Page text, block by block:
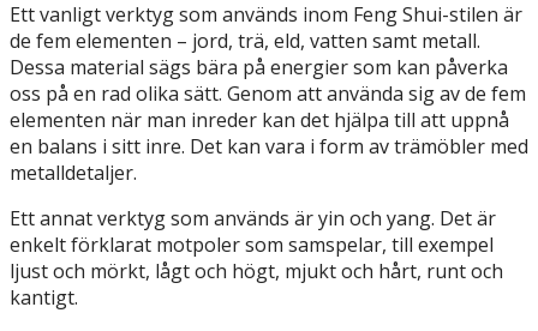
Ett vanligt verktyg som används inom Feng Shui-stilen är
de fem elementen – jord, trä, eld, vatten samt metall.
Dessa material sägs bära på energier som kan påverka
oss på en rad olika sätt. Genom att använda sig av de fem
elementen när man inreder kan det hjälpa till att uppnå
en balans i sitt inre. Det kan vara i form av trämöbler med
metalldetaljer.
Ett annat verktyg som används är yin och yang. Det är
enkelt förklarat motpoler som samspelar, till exempel
ljust och mörkt, lågt och högt, mjukt och hårt, runt och
kantigt.